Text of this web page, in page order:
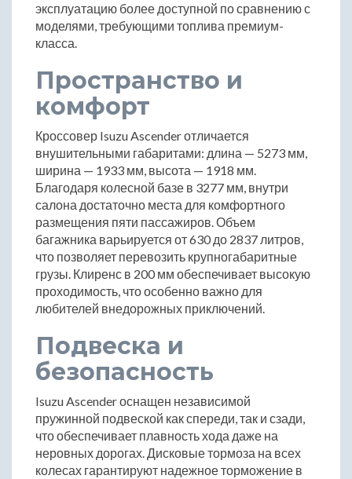
эксплуатацию более доступной по сравнению с
моделями, требующими топлива премиум-
класса.
Пространство и
комфорт
Кроссовер Isuzu Ascender отличается
внушительными габаритами: длина — 5273 мм,
ширина — 1933 мм, высота — 1918 мм.
Благодаря колесной базе в 3277 мм, внутри
салона достаточно места для комфортного
размещения пяти пассажиров. Объем
багажника варьируется от 630 до 2837 литров,
что позволяет перевозить крупногабаритные
грузы. Клиренс в 200 мм обеспечивает высокую
проходимость, что особенно важно для
любителей внедорожных приключений.
Подвеска и
безопасность
Isuzu Ascender оснащен независимой
пружинной подвеской как спереди, так и сзади,
что обеспечивает плавность хода даже на
неровных дорогах. Дисковые тормоза на всех
колесах гарантируют надежное торможение в